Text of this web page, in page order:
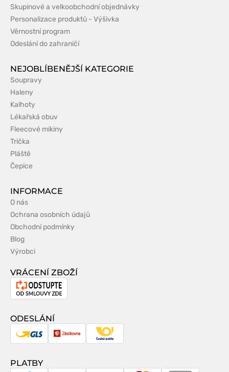
Skupinové a velkoobchodní objednávky
Personalizace produktů - Výšivka
Věrnostní program
Odeslání do zahraničí
NEJOBLÍBENĚJŠÍ KATEGORIE
Soupravy
Haleny
Kalhoty
Lékařská obuv
Fleecové mikiny
Trička
Pláště
Čepice
INFORMACE
O nás
Ochrana osobních údajů
Obchodní podmínky
Blog
Výrobci
VRÁCENÍ ZBOŽÍ
Odstoupení
smlouvy
ODESLÁNÍ
GLS ZásilkovnaČeská
PLATBY